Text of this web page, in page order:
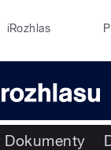
iRozhlas
Dokumenty